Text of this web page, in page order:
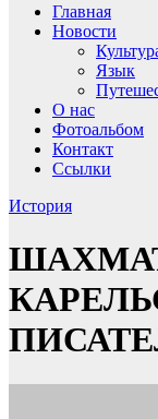
Главная
Новости
Язык
О нас
Фотоальбом
Контакт
Ссылки
История